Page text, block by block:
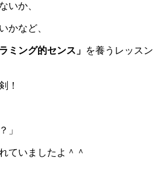
いか、
かなど、
ミング的センス」 を養うレッスン
！
」
ていましたよ＾＾